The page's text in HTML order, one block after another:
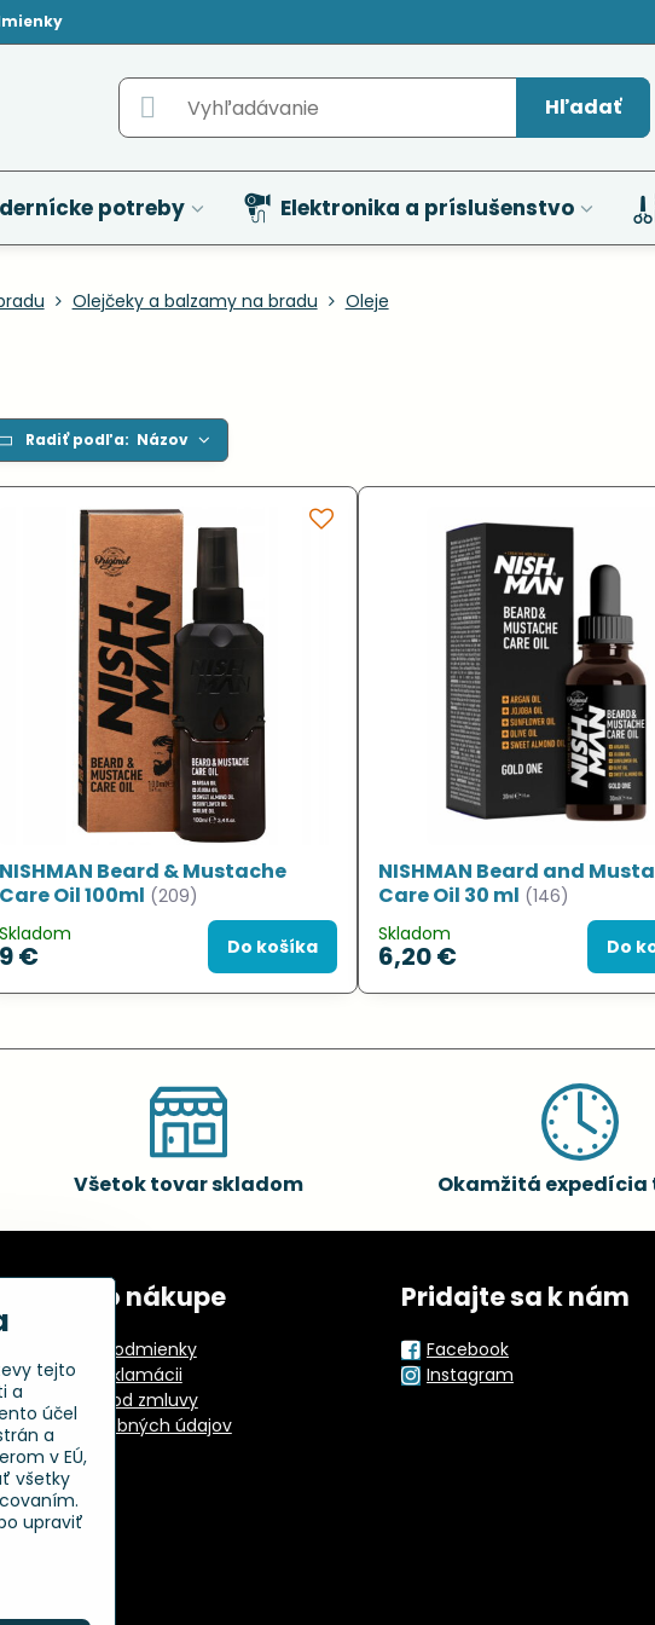
Hľadať
potreby Elektronika a príslušenstvo
Olejčeky a balzamy na bradu Oleje
Radiť podľa: Názov
NISHMAN Beard & Mustache
Care Oil 100ml (209)
Skladom
9 € Do košíka
NISHMAN Beard and
Care Oil 30 ml (146)
Skladom
6,20 € Do
Všetok tovar skladom Okamžitá expedícia
Všetko o nákupe
Obchodné podmienky
Postup pri reklamácii
Odstúpenie od zmluvy
Ochrana osobných údajov
GPSR
Pridajte sa k nám
Facebook
Instagram
tejto
a
účel
a
v EÚ,
všetky
upraviť